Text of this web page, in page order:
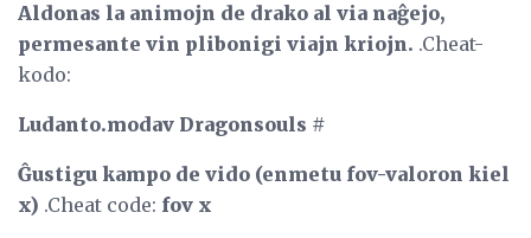
Aldonas la animojn de drako al via naĝejo,
permesante vin plibonigi viajn kriojn. .Cheat-
kodo:
Ludanto.modav Dragonsouls #
Ĝustigu kampo de vido (enmetu fov-valoron kiel
x) .Cheat code: fov x